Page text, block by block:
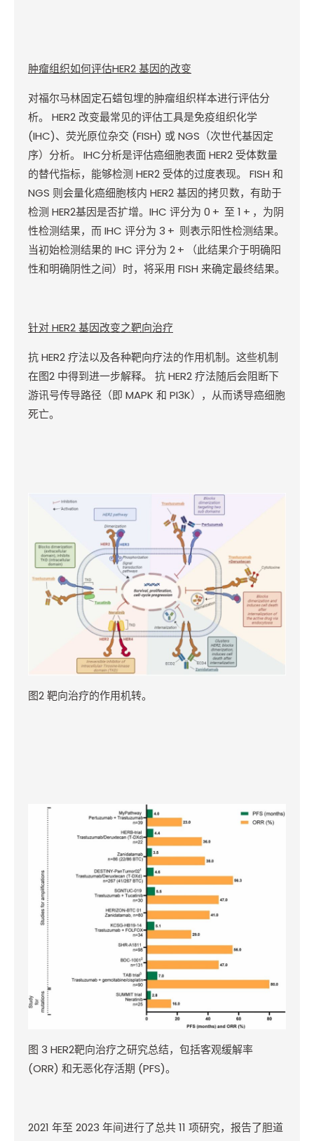
肿瘤组织如何评估HER2基因的改变
对福尔马林固定石蜡包埋的肿瘤组织样本进行评估分
析。
HER2 改变最常见的评估工具是免疫组织化学
(IHC)、荧光原位杂交 (FISH) 或NGS （次世代基因定
序）分析。
IHC分析是评估癌细胞表面HER2 受体数量
的替代指标，能够检测 HER2 受体的过度表现。 FISH 和
NGS 则会量化癌细胞核内 HER2基因的拷贝数，有助于
检测 HER2基因是否扩增。 IHC 评分为 0 + 至 1 + ，为阴
性检测结果，而IHC 评分为 3 + 则表示阳性检测结果。
当初始检测结果的 IHC 评分为 2+
（此结果介于明确阳
性和明确阴性之间）时，将采用 FISH 来确定最终结果。
针对HER2基因改变之靶向治疗
抗HER2疗法以及各种靶向疗法的作用机制。这些机制
在图2 中得到进一步解释。 抗HER2疗法随后会阻断下
游讯号传导路径（即 MAPK 和 PI3K），从而诱导癌细胞
死亡。
图2靶向治疗的作用机转。
图 3 HER2靶向治疗之研究总结，包括客观缓解率
(ORR) 和无恶化存活期 (PFS)。
2021 年至2023 年间进行了总共11 项研究，报告了胆道